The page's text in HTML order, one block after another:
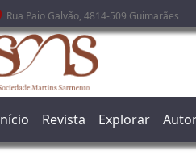
principal
Rua Paio Galvão, 4814-509 Guimarães
Revista Explorar